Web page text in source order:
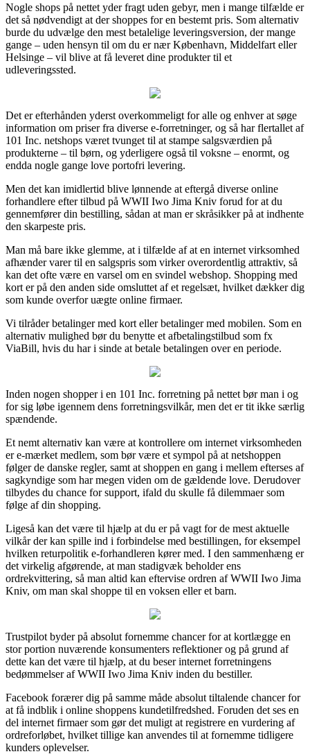
Nogle shops på nettet yder fragt uden gebyr, men i mange tilfælde er
det så nødvendigt at der shoppes for en bestemt pris. Som alternativ
burde du udvælge den mest betalelige leveringsversion, der mange
gange – uden hensyn til om du er nær København, Middelfart eller
Helsinge – vil blive at få leveret dine produkter til et
udleveringssted.
Det er efterhånden yderst overkommeligt for alle og enhver at søge
information om priser fra diverse e-forretninger, og så har flertallet af
101 Inc. netshops været tvunget til at stampe salgsværdien på
produkterne – til børn, og yderligere også til voksne – enormt, og
endda nogle gange love portofri levering.
Men det kan imidlertid blive lønnende at eftergå diverse online
forhandlere efter tilbud på WWII Iwo Jima Kniv forud for at du
gennemfører din bestilling, sådan at man er skråsikker på at indhente
den skarpeste pris.
Man må bare ikke glemme, at i tilfælde af at en internet virksomhed
afhænder varer til en salgspris som virker overordentlig attraktiv, så
kan det ofte være en varsel om en svindel webshop. Shopping med
kort er på den anden side omsluttet af et regelsæt, hvilket dækker dig
som kunde overfor uægte online firmaer.
Vi tilråder betalinger med kort eller betalinger med mobilen. Som en
alternativ mulighed bør du benytte et afbetalingstilbud som fx
ViaBill, hvis du har i sinde at betale betalingen over en periode.
Inden nogen shopper i en 101 Inc. forretning på nettet bør man i og
for sig løbe igennem dens forretningsvilkår, men det er tit ikke særlig
spændende.
Et nemt alternativ kan være at kontrollere om internet virksomheden
er e-mærket medlem, som bør være et sympol på at netshoppen
følger de danske regler, samt at shoppen en gang i mellem efterses af
sagkyndige som har megen viden om de gældende love. Derudover
tilbydes du chance for support, ifald du skulle få dilemmaer som
følge af din shopping.
Ligeså kan det være til hjælp at du er på vagt for de mest aktuelle
vilkår der kan spille ind i forbindelse med bestillingen, for eksempel
hvilken returpolitik e-forhandleren kører med. I den sammenhæng er
det virkelig afgørende, at man stadigvæk beholder ens
ordrekvittering, så man altid kan eftervise ordren af WWII Iwo Jima
Kniv, om man skal shoppe til en voksen eller et barn.
Trustpilot byder på absolut fornemme chancer for at kortlægge en
stor portion nuværende konsumenters reflektioner og på grund af
dette kan det være til hjælp, at du beser internet forretningens
bedømmelser af WWII Iwo Jima Kniv inden du bestiller.
Facebook forærer dig på samme måde absolut tiltalende chancer for
at få indblik i online shoppens kundetilfredshed. Foruden det ses en
del internet firmaer som gør det muligt at registrere en vurdering af
ordreforløbet, hvilket tillige kan anvendes til at fornemme tidligere
kunders oplevelser.